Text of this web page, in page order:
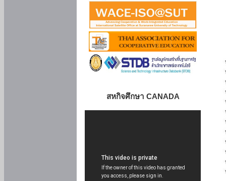
สหกิจศึกษา CANADA